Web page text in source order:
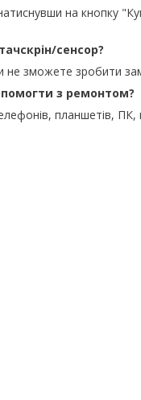
на кнопку
сенсор?
не зможете зробити
з ремонтом?
планшетів,